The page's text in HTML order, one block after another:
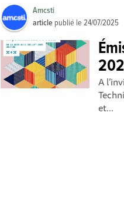
Amcsti
article publié le24/07/2025
A
et...